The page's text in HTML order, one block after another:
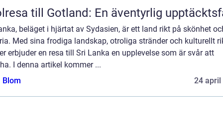
till Gotland: En äventyrlig
beläget i hjärtat av Sydasien, är ett land rikt på skönhet
Med sina frodiga landskap, otroliga stränder och kulturellt
erbjuder en resa till Sri Lanka en upplevelse som är svår att
I denna artikel kommer ...
Blom
24 april